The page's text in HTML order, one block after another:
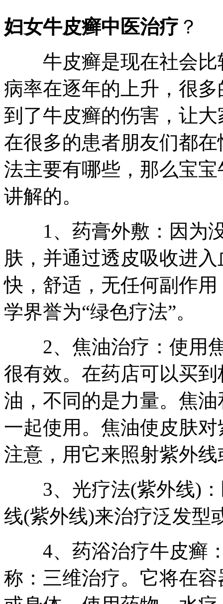
妇女牛皮癣中医治疗 ？
牛皮癣是现在社会比
病率在逐年的上升，很
到了牛皮癣的伤害，让
在很多的患者朋友们都
法主要有哪些，那么宝
讲解的。
1、药膏外敷：因为没
肤，并通过透皮吸收进
快，舒适，无任何副作
学界誉为“绿色疗法”。
2、焦油治疗：使用焦
很有效。在药店可以买
油，不同的是力量。焦
一起使用。焦油使皮肤
注意，用它来照射紫外
3、光疗法(紫外线)：
线(紫外线)来治疗泛发型
4、药浴治疗牛皮癣：
称：三维治疗。它将在